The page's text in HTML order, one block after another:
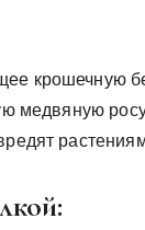
крошечную
медвяную